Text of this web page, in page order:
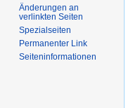
Änderungen an
verlinkten Seiten
Spezialseiten
Permanenter Link
Seiten­informationen